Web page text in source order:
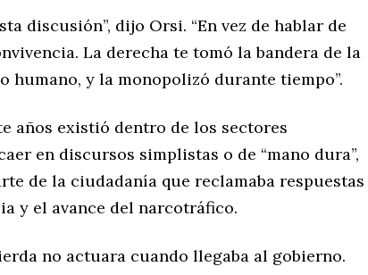
discusión”, dijo Orsi. “En vez de hablar de
La derecha te tomó la bandera de la
humano, y la monopolizó durante tiempo”.
años existió dentro de los sectores
en discursos simplistas o de “mano dura”,
de la ciudadanía que reclamaba respuestas
y el avance del narcotráfico.
no actuara cuando llegaba al gobierno.